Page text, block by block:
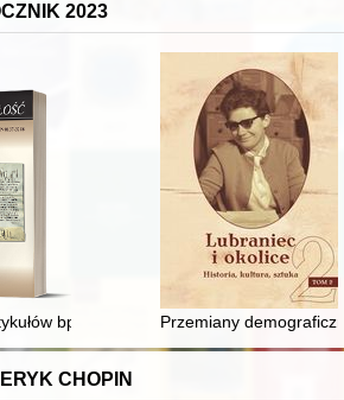
2023
World War
bpa Jana Kopca na łamach "Naszej
Przemiany
CHOPIN